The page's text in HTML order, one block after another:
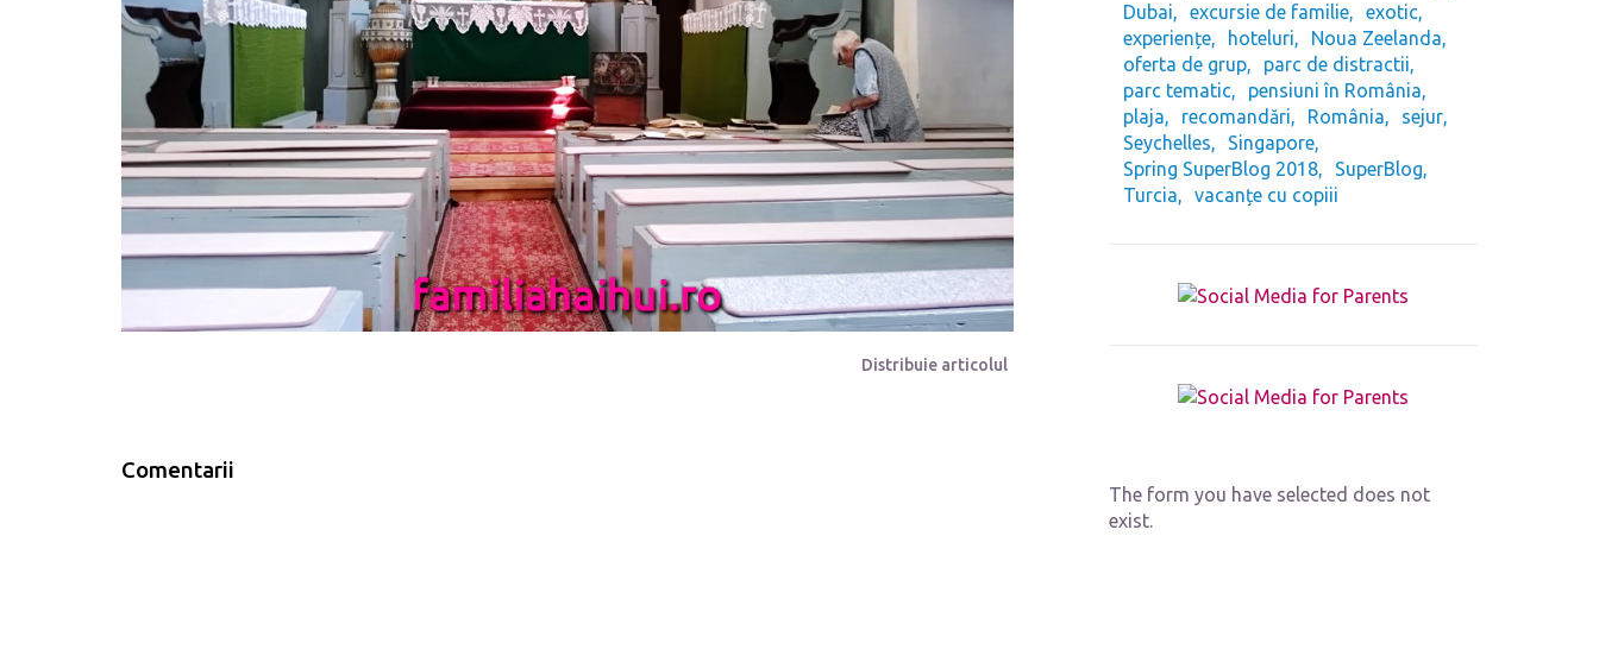
Distribuie articolul
Comentarii
Dubai
excursie de familie
exotic
experiențe
hoteluri
Noua Zeelanda
oferta de grup
parc de distractii
parc tematic
pensiuni în România
plaja
recomandări România
sejur
Seychelles
Singapore
Spring SuperBlog 2018
SuperBlog
Turcia
vacanțe cu copiii
The form you have selected does not
exist.